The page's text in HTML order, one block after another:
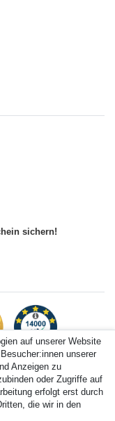
sichern!
auf unserer Website
unserer
Anzeigen zu
oder Zugriffe auf
erfolgt erst durch
die wir in den